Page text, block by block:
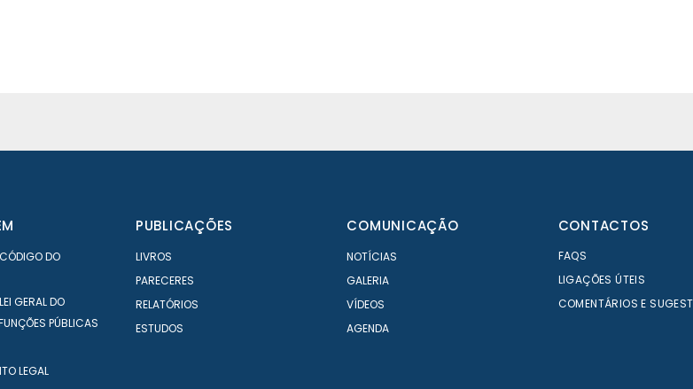
DO
GERAL DO
PÚBLICAS
LEGAL
PUBLICAÇÕES
LIVROS
PARECERES
RELATÓRIOS
ESTUDOS
COMUNICAÇÃO
NOTÍCIAS
GALERIA
VÍDEOS
AGENDA
CONTACTOS
FAQS
LIGAÇÕES ÚTEIS
COMENTÁRIOS E